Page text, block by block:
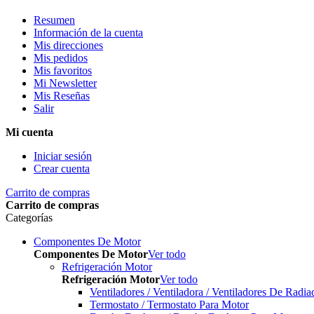
Resumen
Información de la cuenta
Mis direcciones
Mis pedidos
Mis favoritos
Mi Newsletter
Mis Reseñas
Salir
Mi cuenta
Iniciar sesión
Crear cuenta
Carrito de compras
Carrito de compras
Categorías
Componentes De Motor
Componentes De MotorVer todo
Refrigeración Motor
Refrigeración MotorVer todo
Ventiladores / Ventiladora / Ventiladores De
Termostato / Termostato Para Motor